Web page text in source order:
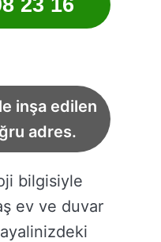
inşa edilen
adres.
bilgisiyle
ev ve duvar